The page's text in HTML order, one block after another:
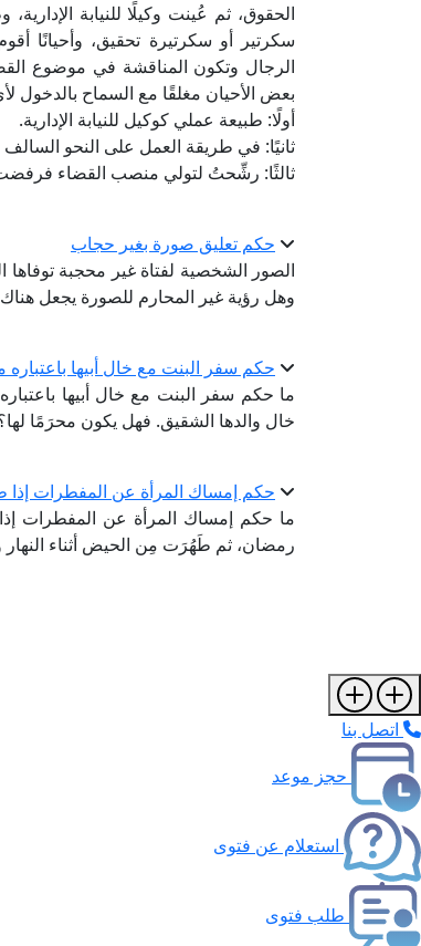
الحقوق، ثم عُينت وكيلًا للنيابة
سكرتير أو سكرتيرة تحقيق، وأحيانًا
الرجال وتكون المناقشة في موضوع
بعض الأحيان مغلقًا مع السماح
أولًا: طبيعة عملي كوكيل للنيابة الإدارية.
ثانيًا: في طريقة العمل على النحو السالف
ثالثًا: رشِّحتُ لتولي منصب القضاء
حكم تعليق صورة بغير حجاب
الصور الشخصية لفتاة غير محجبة
وهل رؤية غير المحارم للصورة يجعل هناك
حكم سفر البنت مع خال أبيها باعتباره
ما حكم سفر البنت مع خال أبيها
خال والدها الشقيق. فهل يكون محرَمًا
حكم إمساك المرأة عن المفطرات
ما حكم إمساك المرأة عن المفطرات
رمضان، ثم طَهُرَت مِن الحيض أثناء
اتصل بنا
حجز موعد
استعلام عن فتوى
طلب فتوى